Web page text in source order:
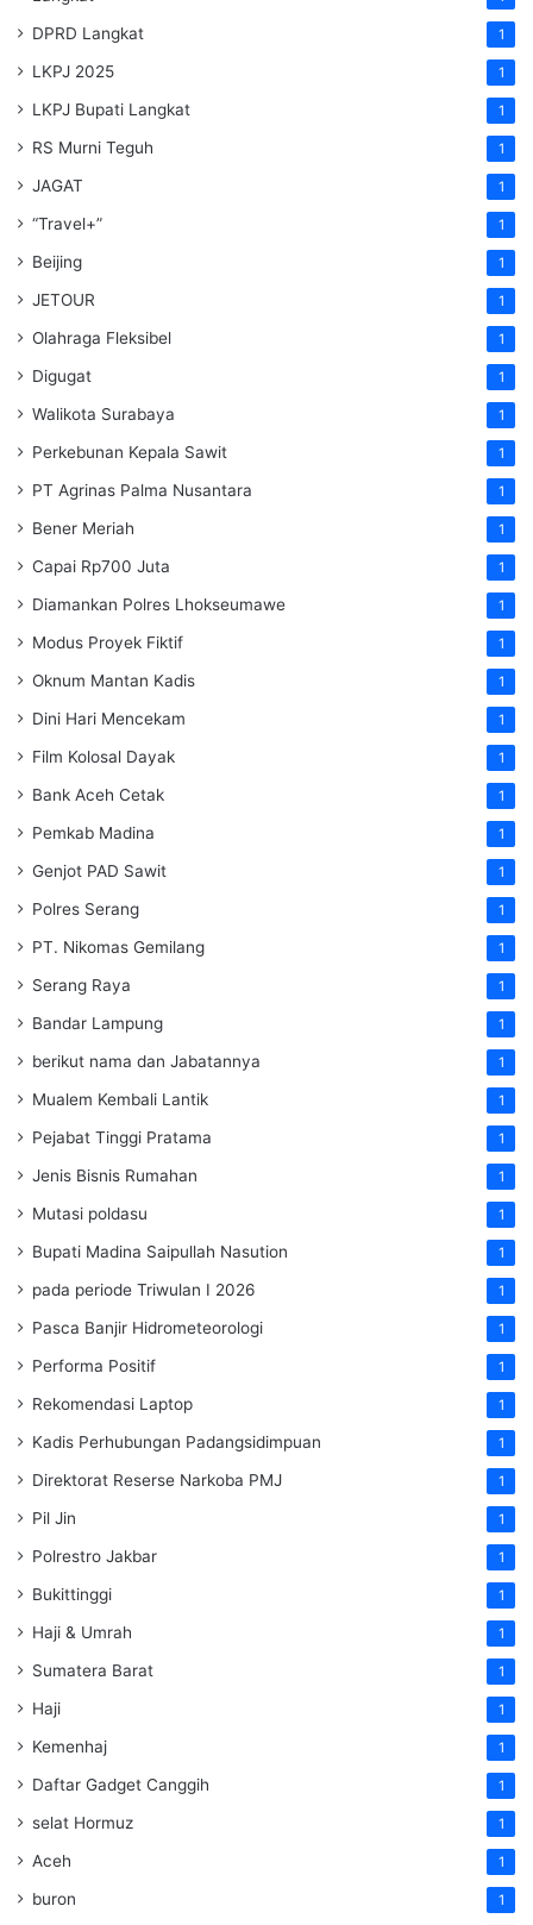
DPRD Langkat 1
LKPJ 2025 1
LKPJ Bupati Langkat 1
RS Murni Teguh 1
JAGAT 1
“Travel+” 1
Beijing 1
JETOUR 1
Olahraga Fleksibel 1
Digugat 1
Walikota Surabaya 1
Perkebunan Kepala Sawit 1
PT Agrinas Palma Nusantara 1
Bener Meriah 1
Capai Rp700 Juta 1
Diamankan Polres Lhokseumawe 1
Modus Proyek Fiktif 1
Oknum Mantan Kadis 1
Dini Hari Mencekam 1
Film Kolosal Dayak 1
Bank Aceh Cetak 1
Pemkab Madina 1
Genjot PAD Sawit 1
Polres Serang 1
PT. Nikomas Gemilang 1
Serang Raya 1
Bandar Lampung 1
berikut nama dan Jabatannya 1
Mualem Kembali Lantik 1
Pejabat Tinggi Pratama 1
Jenis Bisnis Rumahan 1
Mutasi poldasu 1
Bupati Madina Saipullah Nasution 1
pada periode Triwulan I 2026 1
Pasca Banjir Hidrometeorologi 1
Performa Positif 1
Rekomendasi Laptop 1
Kadis Perhubungan Padangsidimpuan 1
Direktorat Reserse Narkoba PMJ 1
Pil Jin 1
Polrestro Jakbar 1
Bukittinggi 1
Haji & Umrah 1
Sumatera Barat 1
Haji 1
Kemenhaj 1
Daftar Gadget Canggih 1
selat Hormuz 1
Aceh 1
buron 1